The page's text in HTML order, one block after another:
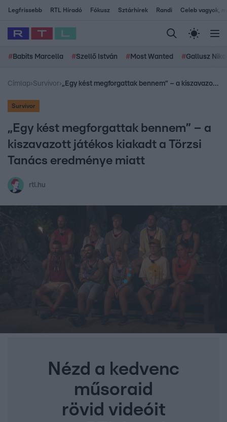
Legfrissebb RTL Híradó Fókusz Sztárhírek Randi Celeb vagyok,
# Babits Marcella #Szellő István # Most Wanted #Gallusz
Címlap›Survivor› „Egy kést megforgattak bennem” – a kiszavazott játékos kiakadt a Törzsi Tanács eredménye miatt
Survivor
„Egy kést megforgattak bennem” – a
kiszavazott játékos kiakadt a Törzsi
Tanács eredménye miatt
rtl.hu
Nézd a kedvenc
műsoraid
rövid videóit